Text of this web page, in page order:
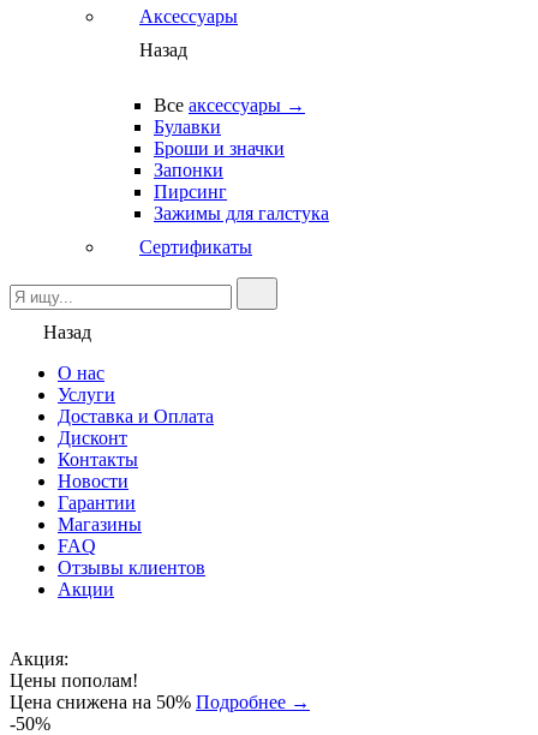
Аксессуары
Назад
Все аксессуары →
Булавки
Броши и значки
Запонки
Пирсинг
Зажимы для галстука
Сертификаты
Назад
О нас
Услуги
Доставка и Оплата
Дисконт
Контакты
Новости
Гарантии
Магазины
FAQ
Отзывы клиентов
Акции
Акция:
Цены пополам!
Цена снижена на 50% Подробнее →
-50%